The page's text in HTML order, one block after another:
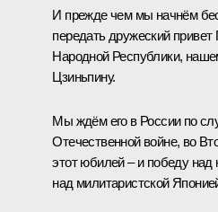
И прежде чем мы начнём
передать дружеский
Народной Республики,
Цзиньпину.
Мы ждём его в России по
Отечественной войне, во
этот юбилей – и победу над
над милитаристской